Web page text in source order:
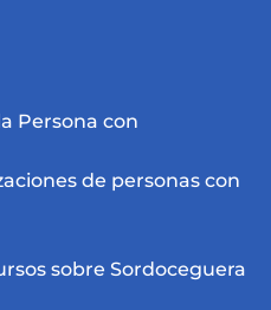
Persona con
de personas con
sobre Sordoceguera